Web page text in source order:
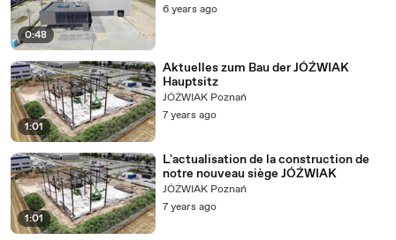
0:48
6 years ago
1:01
Aktuelles zum Bau der JÓŹWIAK
Hauptsitz
JÓŹWIAK Poznań
7 years ago
1:01
L'actualisation de la construction de
notre nouveau siège JÓŹWIAK
JÓŹWIAK Poznań
7 years ago